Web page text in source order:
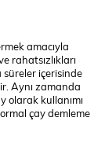
amacıyla
rahatsızlıkları
süreler içerisinde
Aynı zamanda
olarak kullanımı
çay demleme